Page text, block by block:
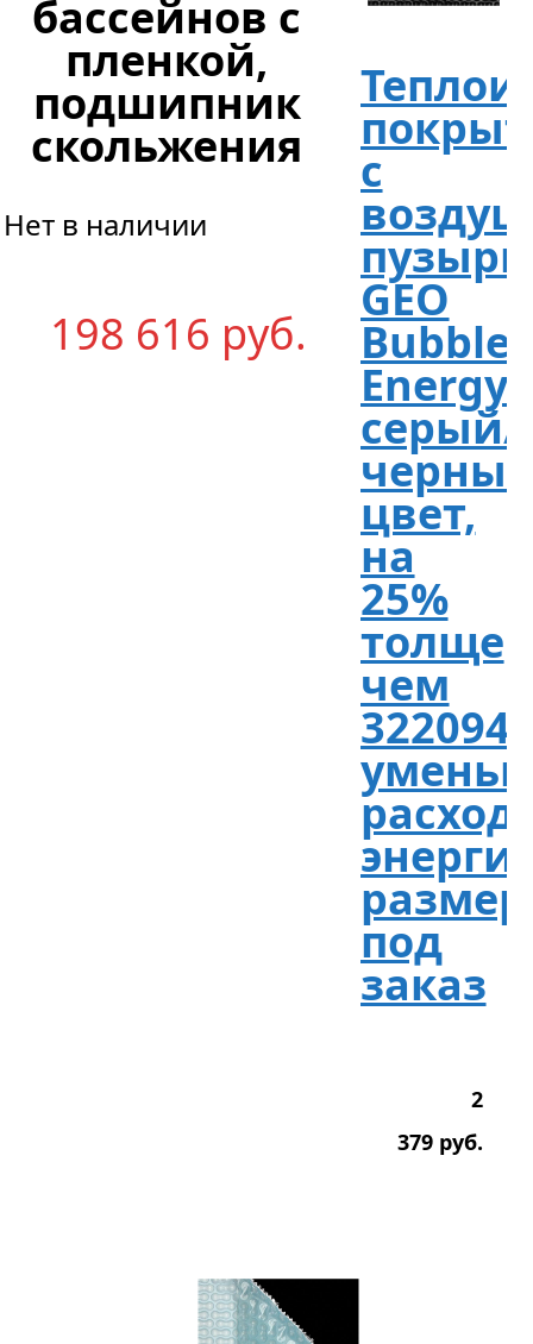
бассейнов с
пленкой,
подшипник
скольжения
Нет в наличии
198 616 руб.
с
GEO
Bubble
серый/
цвет,
на
25%
толще
чем
расход
размер
под
заказ
2
379 руб.